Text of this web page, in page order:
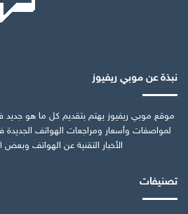
نبذة عن موبي ريفيوز
موقع موبي ريفيوز يهتم بتقديم كل ما هو
لمواصفات وأسعار ومراجعات الهواتف
الأخبار التقنية عن الهواتف وبعض
تصنيفات